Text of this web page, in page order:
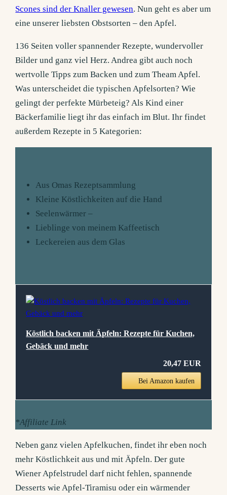
Scones sind der Knaller gewesen. Nun geht es aber um
eine unserer liebsten Obstsorten – den Apfel.
136 Seiten voller spannender Rezepte, wundervoller
Bilder und ganz viel Herz. Andrea gibt auch noch
wertvolle Tipps zum Backen und zum Theam Apfel.
Was unterscheidet die typischen Apfelsorten? Wie
gelingt der perfekte Mürbeteig? Als Kind einer
Bäckerfamilie liegt ihr das einfach im Blut. Ihr findet
außerdem Rezepte in 5 Kategorien:
Aus Omas Rezeptsammlung
Kleine Köstlichkeiten auf die Hand
Seelenwärmer –
Lieblinge von meinem Kaffeetisch
Leckereien aus dem Glas
Köstlich backen mit Äpfeln: Rezepte für Kuchen,
Gebäck und mehr
20,47 EUR
Bei Amazon kaufen
*Affiliate Link
Neben ganz vielen Apfelkuchen, findet ihr eben noch
mehr Köstlichkeit aus und mit Äpfeln. Der gute
Wiener Apfelstrudel darf nicht fehlen, spannende
Desserts wie Apfel-Tiramisu oder ein wärmender